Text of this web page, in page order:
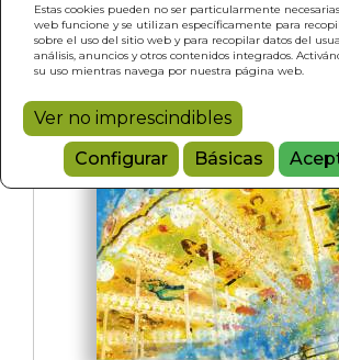
Estas cookies pueden no ser particularmente
web funcione y se utilizan específicamente para
sobre el uso del sitio web y para recopilar datos del
análisis, anuncios y otros contenidos integrados.
su uso mientras navega por nuestra página web.
Ver no imprescindibles
Configurar
Básicas